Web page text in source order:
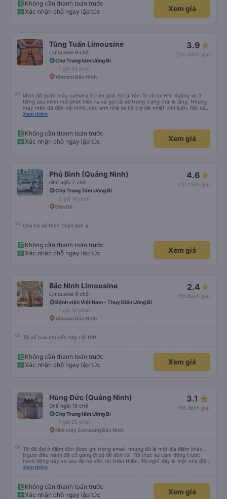
Không cần thanh toán trước
Xác nhận chỗ ngay lập tức
Xem giá
Tùng Tuấn Limousine
Limousine 9 chỗ
3.9
(210 đánh giá)
Chợ Trung tâm Uông Bí
1 giờ 45 phút
Vincom Bắc Ninh
Mình để quên máy camera ở trên ghế. Đi từ Yên Tử về tới HN. Xuống xe 3
tiếng sau mình mới phát hiện ra và gọi tài xế trong trạng thái lo lắng. Nhưng
may mắn đã đến với mình, các anh nhà xe hỗ trợ rất nhiệt tình luôn. Rất cảm
ơn và chúc các anh nhà xe Tùng Tuấn sức khoẻ, vạn dặm bình an ạ!
Xem thêm
Không cần thanh toán trước
Xác nhận chỗ ngay lập tức
Xem giá
Phú Bình (Quảng Ninh)
Ghế ngồi 7 chỗ
4.6
(70 đánh giá)
Chợ Trung Tâm Uông Bí
2 giờ 10 phút
Đền Đô
Chú tài xế thân thiện lắm ạ.
Không cần thanh toán trước
Xác nhận chỗ ngay lập tức
Xem giá
Bắc Ninh Limousine
Limousine 9 chỗ
2.4
(55 đánh giá)
Bệnh viện Việt Nam - Thụy Điển Uông Bí
1 giờ 30 phút
Vincom Bắc Ninh
Tài xế của chuyến này rất tốt!
Không cần thanh toán trước
Xác nhận chỗ ngay lập tức
Xem giá
Hùng Đức (Quảng Ninh)
Ghế ngồi 16 chỗ
3.1 star_rate
(58 đánh giá)
Chợ Trung tâm Uông Bí
1 giờ 25 phút
Nhà máy Samsung Bắc Ninh
Tôi đã đợi ở điểm đón được ghi trong email, nhưng đó là một địa điểm khác.
Người điều hành đã cố gắng đi bộ để đón tôi. Tôi thực sự cảm động trước
hành động này và sau đó họ vẫn rất thân thiện. Tôi nghĩ đây là một nhà điều
hành xe buýt rất đáng tin cậy.
Xem thêm
Không cần thanh toán trước
Xác nhận chỗ ngay lập tức
Xem giá